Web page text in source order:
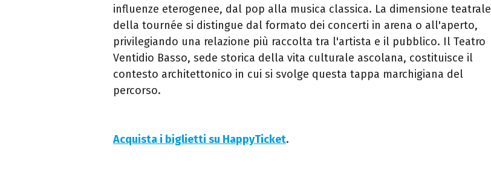
influenze eterogenee, dal pop alla musica classica. La dimensione teatrale
della tournée si distingue dal formato dei concerti in arena o all'aperto,
privilegiando una relazione più raccolta tra l'artista e il pubblico. Il Teatro
Ventidio Basso, sede storica della vita culturale ascolana, costituisce il
contesto architettonico in cui si svolge questa tappa marchigiana del
percorso.
Acquista i biglietti su HappyTicket.